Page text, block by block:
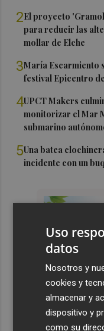
2El proyecto
para reducir las
mollar de Elche
3María Escarmiento
festival Epicentro
4UPCT Makers
monitorizar el Mar
submarino
5Una batea
incidente con un
Uso
datos
Nosotros y
cookies y
almacenar y
dispositivo y
como su